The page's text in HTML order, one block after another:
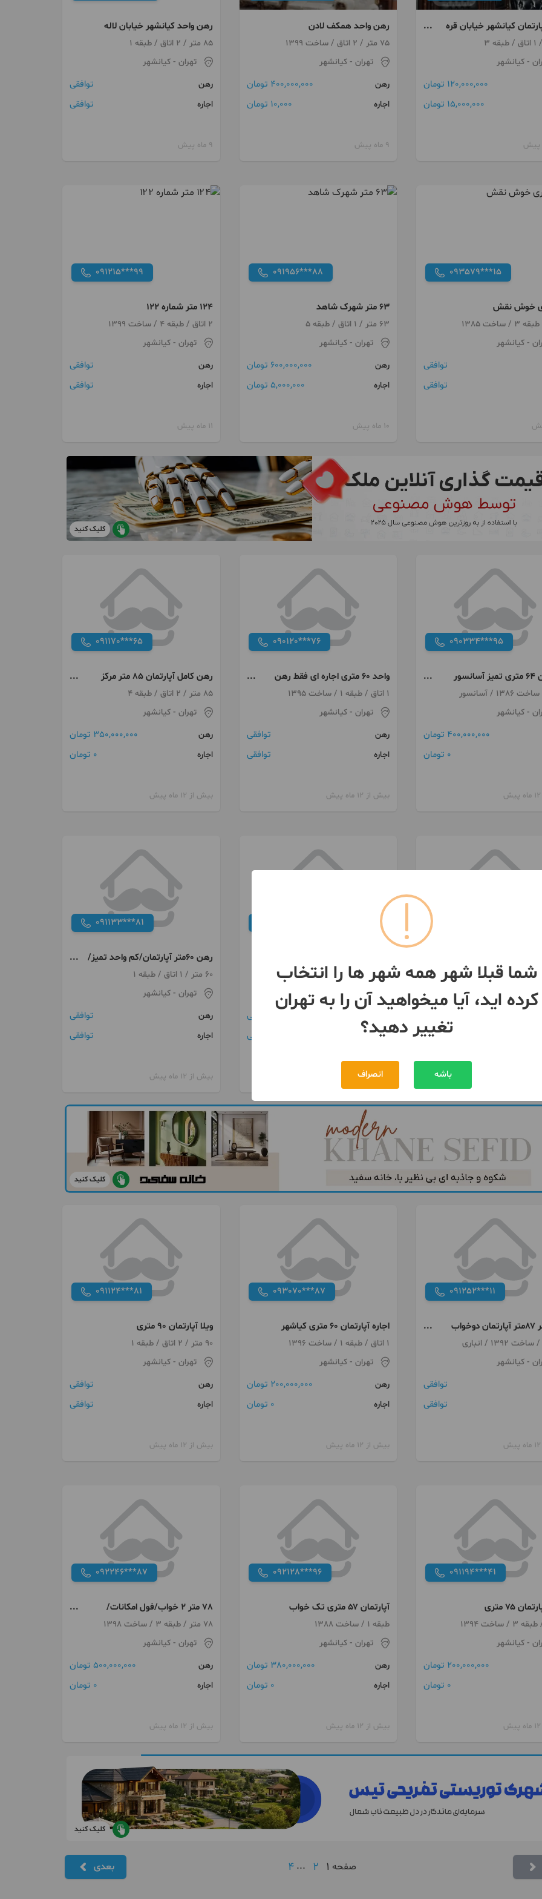
کیانشهر خیابان قره
- کیانشهر
120,000,000 تومان
15,000,000 تومان
رهن واحد همکف لادن
75 متر / 2 اتاق / ساخت 1399
تهران- کیانشهر
رهن
400,000,000 تومان
اجاره 10,000 تومان
9 ماه پیش
رهن واحد کیانشهر خیابان لاله
85 متر / 2 اتاق / طبقه 1
تهران - کیانشهر
رهن
توافقی
اجاره توافقی
9 ماه پیش
093579***15
- کیانشهر
توافقی
توافقی
091956***88
63 متر شهرک شاهد
63 متر / 1 اتاق / طبقه 5
تهران- کیانشهر
رهن
600,000,000 تومان
اجاره 5,000,000 تومان
10 ماه پیش
091215***99
۱۲۴ متر شماره ۱۲۲
2 اتاق / طبقه 4 / ساخت 1399
تهران - کیانشهر
رهن
توافقی
اجاره توافقی
11 ماه پیش
کلیک کنید
090334***95
آپارتمان ۶۴ متری تمیز آسانسور
انباری
- کیانشهر
400,000,000 تومان
0 تومان
090120***76
واحد ۶۰ متری اجاره ای فقط رهن
کامل1 اتاق / طبقه 1 / ساخت 1395
تهران- کیانشهر
رهن
توافقی
اجاره توافقی
بیش از 12 ماه پیش
091170***65
رهن کامل آپارتمان 85 متر مرکز
شهر، فول امکانات
85 متر / 2 اتاق / طبقه 4
تهران - کیانشهر
رهن
350,000,000 تومان
اجاره 0 تومان
بیش از 12 ماه پیش
-
- کیانشهر
0 تومان
85 متر / 2 اتاق / طبقه 2
تهران
- کیانشهر
توافقی
اجاره توافقی
بیش از 12 ماه پیش
091133***81
رهن 60متر آپارتمان/کم واحد تمیز/
کیاشهر
60 متر / 1 اتاق / طبقه 1
تهران - کیانشهر
رهن
توافقی
اجاره توافقی
بیش از 12 ماه پیش
کلیک کنید
091252***11
کیانشهر ۸۷متر آپارتمان دوخواب
- کیانشهر
توافقی
توافقی
093070***87
اجاره آپارتمان ۶۰ متری کیاشهر
1 اتاق / طبقه 1 / ساخت 1396
تهران- کیانشهر
رهن
200,000,000 تومان
اجاره 0 تومان
بیش از 12 ماه پیش
091124***81
ویلا آپارتمان 90 متری
90 متر / 2 اتاق / طبقه 1
تهران - کیانشهر
رهن
توافقی
اجاره توافقی
بیش از 12 ماه پیش
091194***41
۷۵ متری
- کیانشهر
200,000,000 تومان
0 تومان
092128***96
آپارتمان ۵۷ متری تک خواب
طبقه 1 / ساخت 1388
تهران- کیانشهر
رهن
380,000,000 تومان
اجاره 0 تومان
بیش از 12 ماه پیش
092246***87
78 متر 2 خواب/فول امکانات/
اقابابایی
78 متر / طبقه 3 / ساخت 1398
تهران - کیانشهر
رهن
500,000,000 تومان
اجاره 0 تومان
بیش از 12 ماه پیش
کلیک کنید
صفحه 1
2
...
4 بعدی
شما قبلا شهر همه شهر ها را انتخاب
کرده اید، آیا میخواهید آن را به تهران
تغییر دهید؟
باشه انصراف